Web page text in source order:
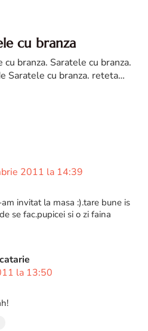
cu branza
cu branza. Saratele cu branza.
Saratele cu branza. reteta
2011 la 14:39
invitat la masa :).tare bune is
se fac.pupicei si o zi faina
la 13:50